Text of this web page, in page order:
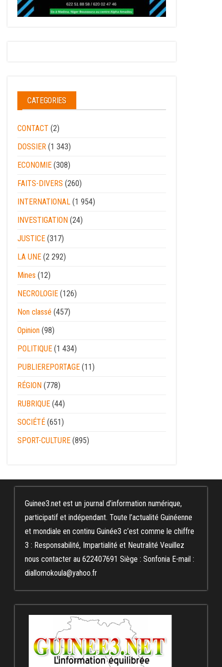
CATEGORIES
CONTACT (2)
DOSSIER (1 343)
ECONOMIE (308)
FAITS-DIVERS (260)
INTERNATIONAL (1 954)
INVESTIGATION (24)
JUSTICE (317)
LA UNE (2 292)
Mines (12)
NECROLOGIE (126)
Non classé (457)
Opinion (98)
POLITIQUE (1 434)
PUBLIEREPORTAGE (11)
RÉGION (778)
RUBRIQUE (44)
SOCIÉTÉ (651)
SPORT-CULTURE (895)
Guinee3.net est un journal d’information numérique,
participatif et indépendant. Toute l’actualité Guinéenne
et mondiale en continu Guinée3 c’est comme le chiffre
3 : Responsabilité, Impartialité et Neutralité Veuillez
nous contacter au 622407691 Siège : Sonfonia E-mail :
diallomokoula@yahoo.fr